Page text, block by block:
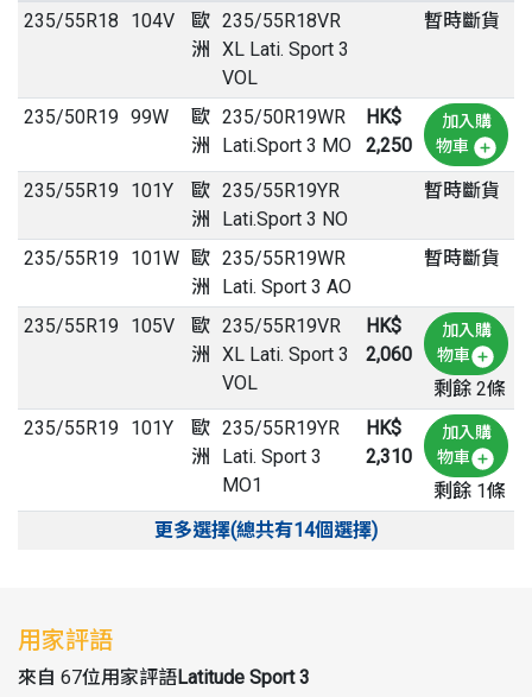
235/55R18 104V
歐
洲
235/55R18VR
XL Lati. Sport 3
VOL
暫時斷貨
235/50R19 99W
歐
洲
235/50R19WR
Lati.Sport 3 MO
HK$
2,250
加入購
物車
235/55R19 101Y
歐
洲
235/55R19YR
Lati.Sport 3 NO
暫時斷貨
235/55R19 101W 歐
洲
235/55R19WR
Lati. Sport 3 AO
暫時斷貨
235/55R19 105V
歐
洲
235/55R19VR
XL Lati. Sport 3
VOL
HK$
2,060
加入購
物車
剩餘 2條
235/55R19 101Y
歐
洲
235/55R19YR
Lati. Sport 3
MO1
HK$
2,310
加入購
物車
剩餘 1條
更多選擇(總共有14個選擇)
用家評語
來自 67位用家評語Latitude Sport 3